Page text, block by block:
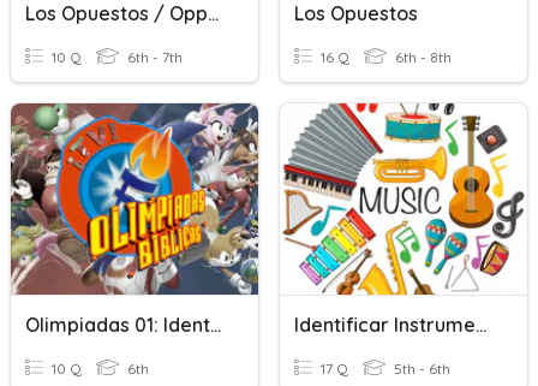
Los Opuestos / Opposites
10 Q 6th - 7th
Los Opuestos
16 Q 6th - 8th
Olimpiadas 01: Identifica Los Sacramentos
10 Q 6th
Identificar Instruments
17 Q 5th - 6th